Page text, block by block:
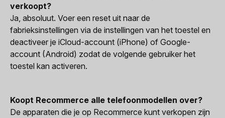
verkoopt?
Ja, absoluut. Voer een reset uit naar de
fabrieksinstellingen via de instellingen van het toestel en
deactiveer je iCloud-account (iPhone) of Google-
account (Android) zodat de volgende gebruiker het
toestel kan activeren.
Koopt Recommerce alle telefoonmodellen over?
De apparaten die je op Recommerce kunt verkopen zijn